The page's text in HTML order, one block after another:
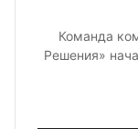
Команда
Решения»